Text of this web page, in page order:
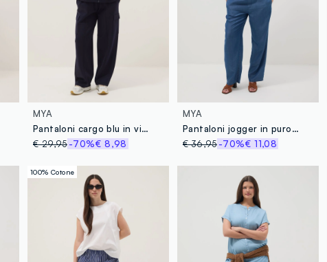
MYA
Pantaloni cargo blu in viscosa elasticizzata regular fit
€ 29,95-70%€ 8,98
MYA
Pantaloni jogger in puro lyocell blu regular fit
€ 36,95-70%€ 11,08
100% Cotone